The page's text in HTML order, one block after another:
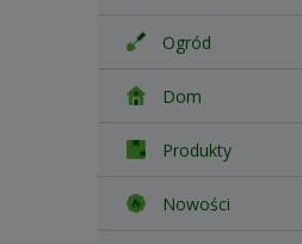
Ogród
Dom
Produkty
Nowości